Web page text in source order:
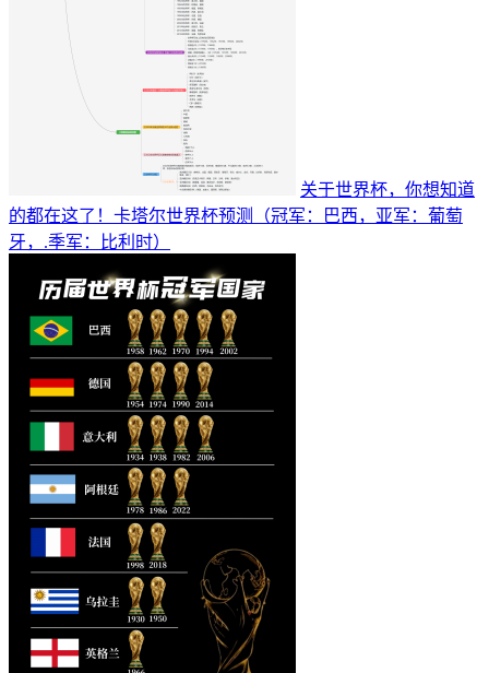
关于世界杯，你想知道
的都在这了！卡塔尔世界杯预测（冠军：巴西，亚军：葡萄
牙，.季军：比利时）